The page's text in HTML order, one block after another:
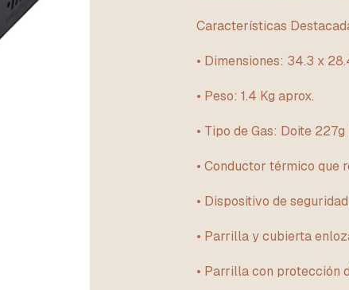
Características
• Dimensiones: 34.3 x
• Peso: 1.4 Kg aprox.
• Tipo de Gas: Doite
• Conductor térmico que
• Dispositivo de
• Parrilla y cubierta
• Parrilla con protección